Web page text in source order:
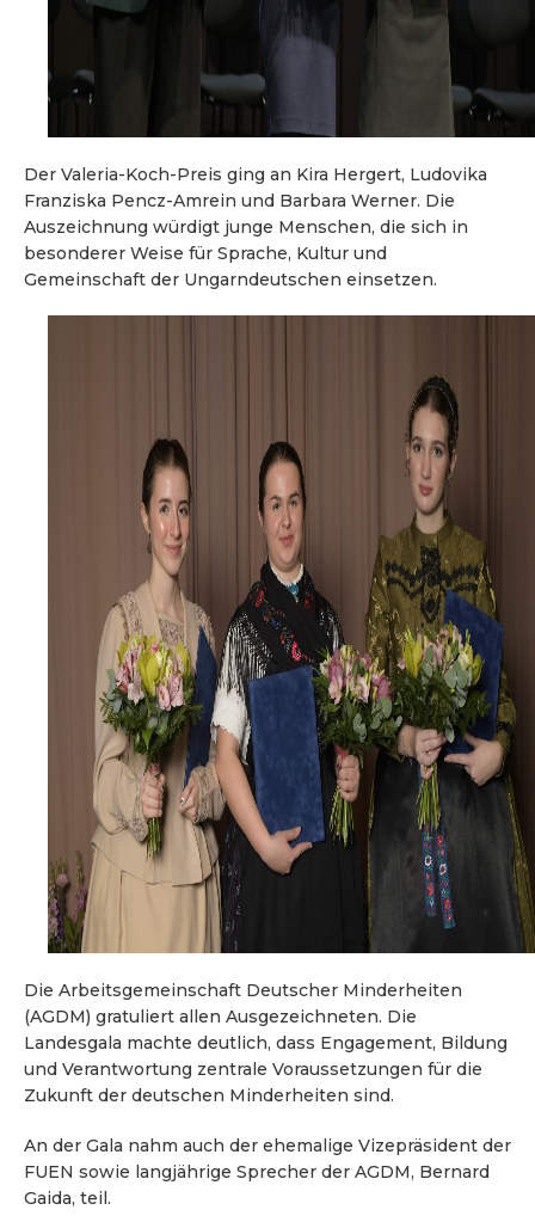
Der Valeria-Koch-Preis ging an Kira Hergert, Ludovika
Franziska Pencz-Amrein und Barbara Werner. Die
Auszeichnung würdigt junge Menschen, die sich in
besonderer Weise für Sprache, Kultur und
Gemeinschaft der Ungarndeutschen einsetzen.
Die Arbeitsgemeinschaft Deutscher Minderheiten
(AGDM) gratuliert allen Ausgezeichneten. Die
Landesgala machte deutlich, dass Engagement, Bildung
und Verantwortung zentrale Voraussetzungen für die
Zukunft der deutschen Minderheiten sind.
An der Gala nahm auch der ehemalige Vizepräsident der
FUEN sowie langjährige Sprecher der AGDM, Bernard
Gaida, teil.